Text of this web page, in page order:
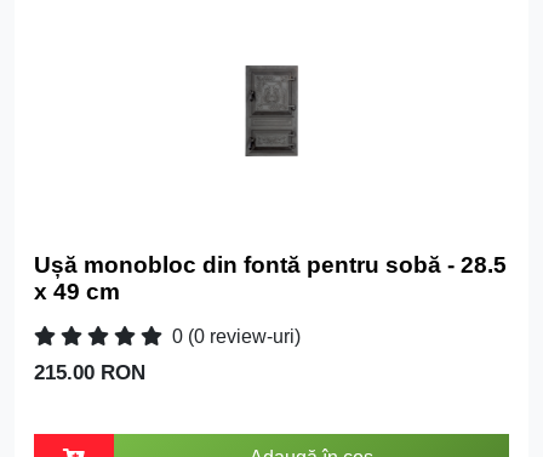
Ușă monobloc din fontă pentru sobă - 28.5
x 49 cm
0 (0 review-uri)
215.00 RON